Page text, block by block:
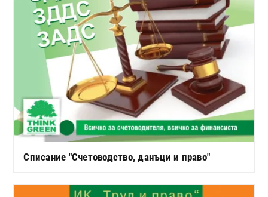
Списание "Счетоводство, данъци и право"